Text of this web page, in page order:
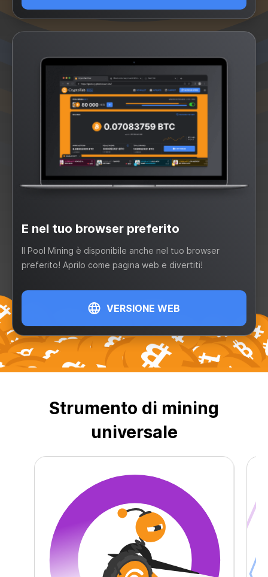
E nel tuo browser preferito
Il Pool Mining è disponibile anche nel tuo browser
preferito! Aprilo come pagina web e divertiti!
VERSIONE WEB
Strumento di mining
universale
7